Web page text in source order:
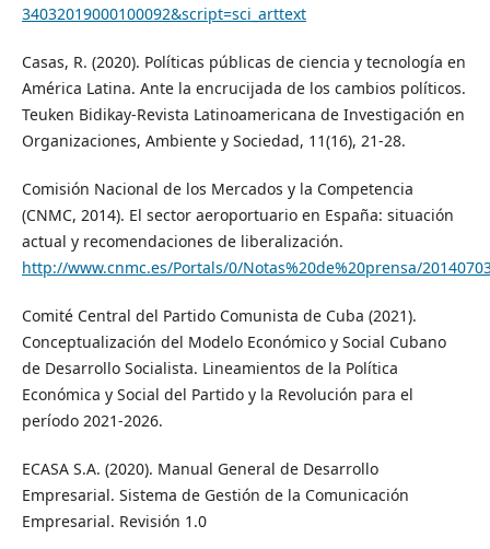
34032019000100092&script=sci_arttext
Casas, R. (2020). Políticas públicas de ciencia y tecnología en
América Latina. Ante la encrucijada de los cambios políticos.
Teuken Bidikay-Revista Latinoamericana de Investigación en
Organizaciones, Ambiente y Sociedad, 11(16), 21-28.
Comisión Nacional de los Mercados y la Competencia
(CNMC, 2014). El sector aeroportuario en España: situación
actual y recomendaciones de liberalización.
http://www.cnmc.es/Portals/0/Notas%20de%20prensa/
Comité Central del Partido Comunista de Cuba (2021).
Conceptualización del Modelo Económico y Social Cubano
de Desarrollo Socialista. Lineamientos de la Política
Económica y Social del Partido y la Revolución para el
período 2021-2026.
ECASA S.A. (2020). Manual General de Desarrollo
Empresarial. Sistema de Gestión de la Comunicación
Empresarial. Revisión 1.0